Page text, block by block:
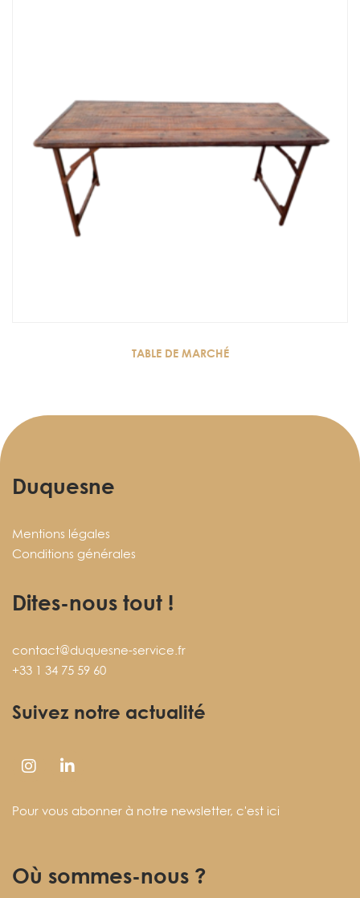
TABLE DE MARCHÉ
Duquesne
Mentions légales
Conditions générales
Dites-nous tout !
contact@duquesne-service.fr
+33 1 34 75 59 60
Suivez notre actualité
Pour vous abonner à notre newsletter, c'est ici
Où sommes-nous ?